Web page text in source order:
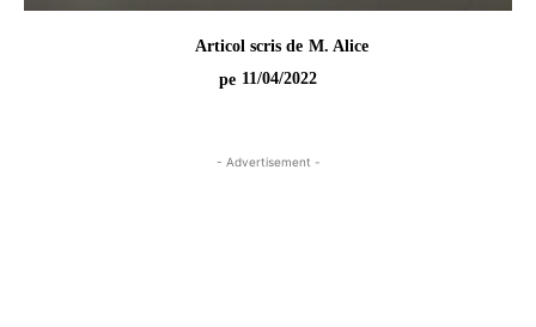
Articol scris de M. Alice
pe 11/04/2022
- Advertisement -